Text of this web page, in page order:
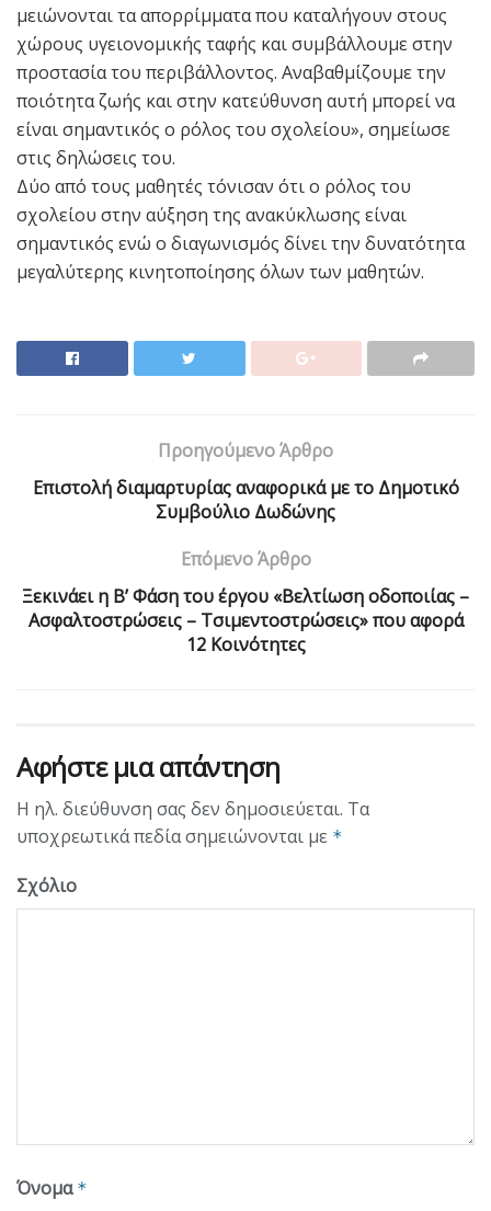
μειώνονται τα απορρίμματα που καταλήγουν στους
χώρους υγειονομικής ταφής και συμβάλλουμε στην
προστασία του περιβάλλοντος. Αναβαθμίζουμε την
ποιότητα ζωής και στην κατεύθυνση αυτή μπορεί να
είναι σημαντικός ο ρόλος του σχολείου», σημείωσε
στις δηλώσεις του.
Δύο από τους μαθητές τόνισαν ότι ο ρόλος του
σχολείου στην αύξηση της ανακύκλωσης είναι
σημαντικός ενώ ο διαγωνισμός δίνει την δυνατότητα
μεγαλύτερης κινητοποίησης όλων των μαθητών.
Προηγούμενο Άρθρο
Επιστολή διαμαρτυρίας αναφορικά με το Δημοτικό
Συμβούλιο Δωδώνης
Επόμενο Άρθρο
Ξεκινάει η Β’ Φάση του έργου «Βελτίωση οδοποιίας –
Ασφαλτοστρώσεις – Τσιμεντοστρώσεις» που αφορά
12 Κοινότητες
Αφήστε μια απάντηση
Η ηλ. διεύθυνση σας δεν δημοσιεύεται. Τα
υποχρεωτικά πεδία σημειώνονται με *
Σχόλιο
Όνομα *